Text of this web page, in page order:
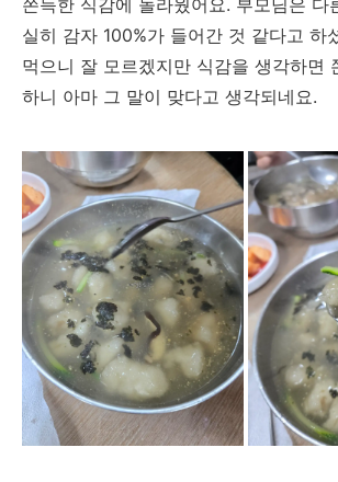
실히 감자 100%가 들어간 것 같다고 하
먹으니 잘 모르겠지만 식감을 생각하면
하니 아마 그 말이 맞다고 생각되네요.